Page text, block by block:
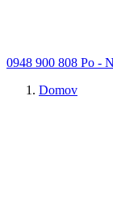
0948 900 808 Po -
Domov